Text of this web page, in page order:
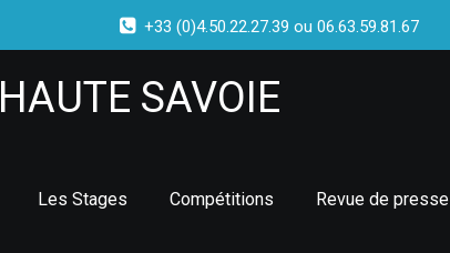
+33 (0)4.50.22.27.39 ou 06.63.59.81.67
SAVOIE
Les Stages Compétitions Revue de presse